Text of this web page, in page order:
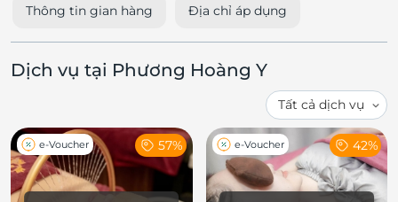
Thông tin gian hàng Địa chỉ áp dụng
Dịch vụ tại Phương Hoàng Y
e-Voucher 57% e-Voucher 42%